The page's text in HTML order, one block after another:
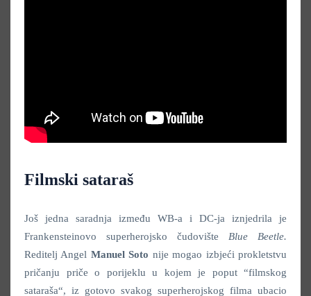
Filmski sataraš
Još jedna saradnja između WB-a i DC-ja iznjedrila je
Frankensteinovo superherojsko čudovište Blue Beetle.
Reditelj Angel Manuel Soto nije mogao izbjeći prokletstvu
pričanju priče o porijeklu u kojem je poput “filmskog
sataraša“, iz gotovo svakog superherojskog filma ubacio